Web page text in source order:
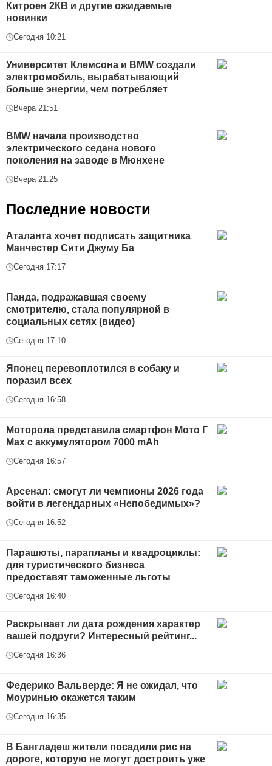
Китроен 2КВ и другие ожидаемые
новинки
Сегодня 10:21
Университет Клемсона и BMW создали
электромобиль, вырабатывающий
больше энергии, чем потребляет
Вчера 21:51
BMW начала производство
электрического седана нового
поколения на заводе в Мюнхене
Вчера 21:25
Последние новости
Аталанта хочет подписать защитника
Манчестер Сити Джуму Ба
Сегодня 17:17
Панда, подражавшая своему
смотрителю, стала популярной в
социальных сетях (видео)
Сегодня 17:10
Японец перевоплотился в собаку и
поразил всех
Сегодня 16:58
Моторола представила смартфон Мото Г
Max с аккумулятором 7000 mAh
Сегодня 16:57
Арсенал: смогут ли чемпионы 2026 года
войти в легендарных «Непобедимых»?
Сегодня 16:52
Парашюты, парапланы и квадроциклы:
для туристического бизнеса
предоставят таможенные льготы
Сегодня 16:40
Раскрывает ли дата рождения характер
вашей подруги? Интересный рейтинг...
Сегодня 16:36
Федерико Вальверде: Я не ожидал, что
Моуринью окажется таким
Сегодня 16:35
В Бангладеш жители посадили рис на
дороге, которую не могут достроить уже